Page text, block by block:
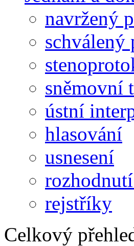
navržený
schválený
sněmovní
ústní
hlasování
usnesení
rejstříky
Celkový